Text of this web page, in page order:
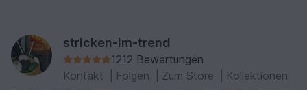
stricken-im-trend
1212 Bewertungen
Kontakt
Folgen Zum Store Kollektionen